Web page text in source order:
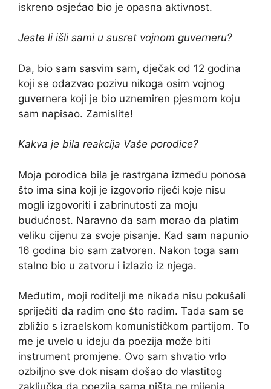
iskreno osjećao bio je opasna aktivnost.
Jeste li išli sami u susret vojnom guverneru?
Da, bio sam sasvim sam, dječak od 12 godina
koji se odazvao pozivu nikoga osim vojnog
guvernera koji je bio uznemiren pjesmom koju
sam napisao. Zamislite!
Kakva je bila reakcija Vaše porodice?
Moja porodica bila je rastrgana između ponosa
što ima sina koji je izgovorio riječi koje nisu
mogli izgovoriti i zabrinutosti za moju
budućnost. Naravno da sam morao da platim
veliku cijenu za svoje pisanje. Kad sam napunio
16 godina bio sam zatvoren. Nakon toga sam
stalno bio u zatvoru i izlazio iz njega.
Međutim, moji roditelji me nikada nisu pokušali
spriječiti da radim ono što radim. Tada sam se
zbližio s izraelskom komunističkom partijom. To
me je uvelo u ideju da poezija može biti
instrument promjene. Ovo sam shvatio vrlo
ozbiljno sve dok nisam došao do vlastitog